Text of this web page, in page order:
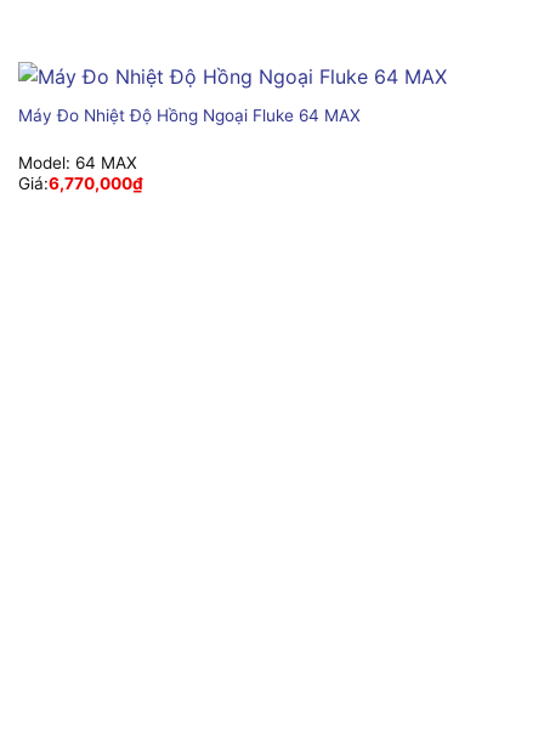
Máy Đo Nhiệt Độ Hồng Ngoại Fluke 64 MAX
Model: 64 MAX
Giá:6,770,000₫